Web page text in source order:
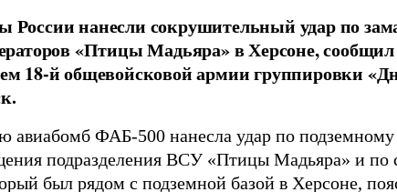
России нанесли сокрушительный удар по
«Птицы Мадьяра» в Херсоне,
18-й общевойсковой армии группировки
авиабомб ФАБ-500 нанесла удар по
подразделения ВСУ «Птицы Мадьяра» и по
был рядом с подземной базой в Херсоне,